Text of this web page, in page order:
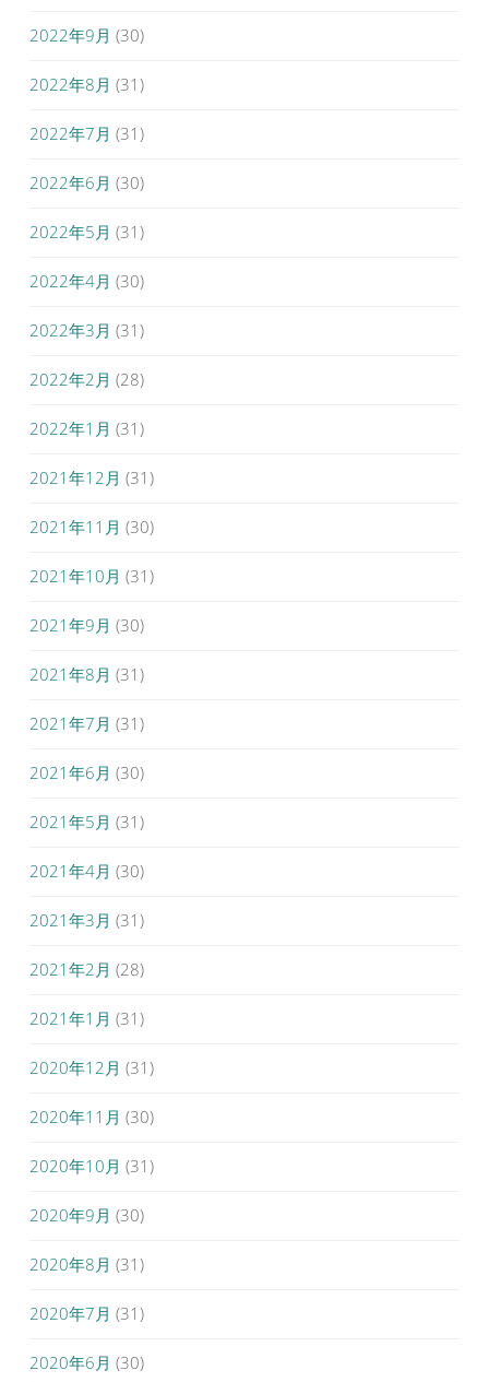
2022年9月 (30)
2022年8月 (31)
2022年7月 (31)
2022年6月 (30)
2022年5月 (31)
2022年4月 (30)
2022年3月 (31)
2022年2月 (28)
2022年1月 (31)
2021年12月 (31)
2021年11月 (30)
2021年10月 (31)
2021年9月 (30)
2021年8月 (31)
2021年7月 (31)
2021年6月 (30)
2021年5月 (31)
2021年4月 (30)
2021年3月 (31)
2021年2月 (28)
2021年1月 (31)
2020年12月 (31)
2020年11月 (30)
2020年10月 (31)
2020年9月 (30)
2020年8月 (31)
2020年7月 (31)
2020年6月 (30)